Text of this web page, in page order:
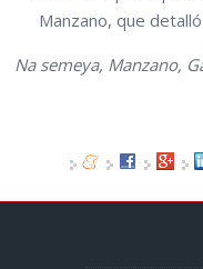
Manzano, que
Na semeya, Manzano,